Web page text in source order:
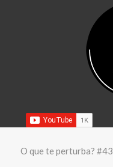
O que te perturba? #43